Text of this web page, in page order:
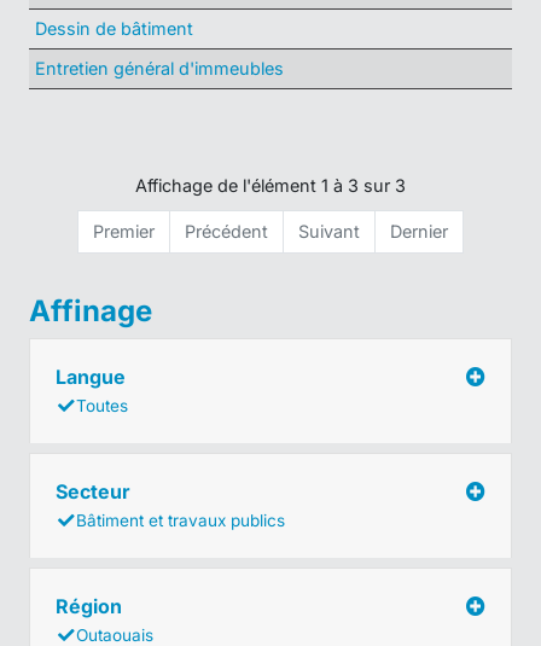
Dessin de bâtiment
Entretien général d'immeubles
Affichage de l'élément 1 à 3 sur 3
Premier Précédent Suivant Dernier
Affinage
Langue
Toutes
Secteur
Bâtiment et travaux publics
Région
Outaouais